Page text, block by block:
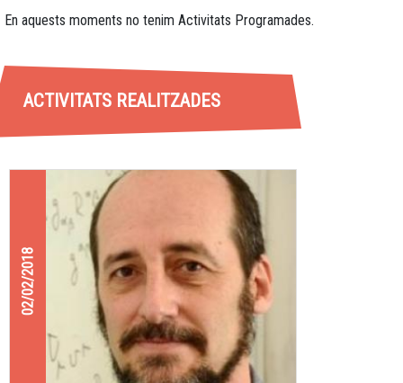
En aquests moments no tenim Activitats Programades.
ACTIVITATS REALITZADES
02/02/2018